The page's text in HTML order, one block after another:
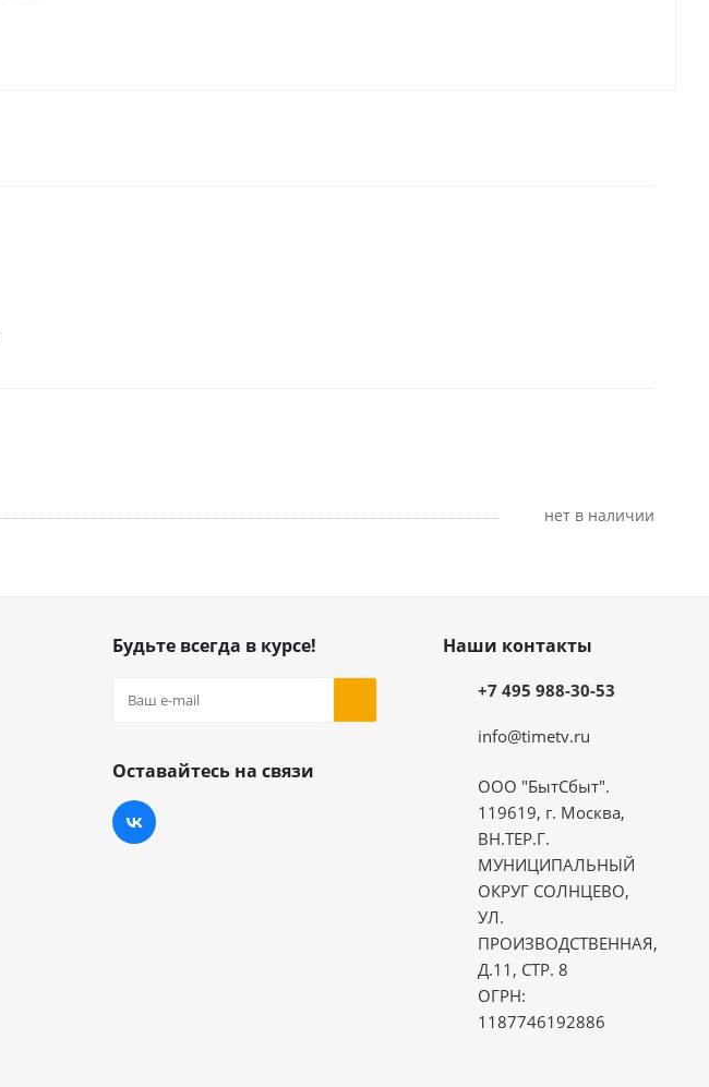
Нет в наличии
Будьте всегда в курсе!
Оставайтесь на связи
Наши контакты
+7 495 988-30-53
info@timetv.ru
ООО "БытСбыт".
119619, г. Москва,
ВН.ТЕР.Г.
МУНИЦИПАЛЬНЫЙ
ОКРУГ СОЛНЦЕВО,
УЛ.
ПРОИЗВОДСТВЕННАЯ,
Д.11, СТР. 8
ОГРН:
1187746192886